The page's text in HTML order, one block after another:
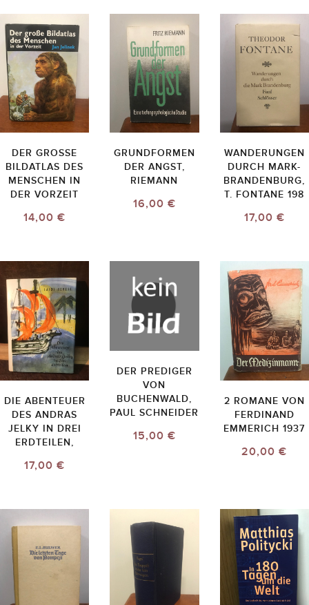
DER GROSSE B
ILDATLAS DES M
ENSCHEN IN D
ER VORZEIT
14,00 €
GRUNDFORMEN
DER ANGST,
RIEMANN
16,00 €
WANDERUNGEN
DURCH MARK-
BRANDENBURG,
T. FONTANE 198
17,00 €
DIE ABENTEUER
DES ANDRAS
JELKY IN DREI
ERDTEILEN,
17,00 €
DER PREDIGER
VON
BUCHENWALD,
PAUL SCHNEIDER
15,00 €
2 ROMANE VON
FERDINAND
EMMERICH 1937
20,00 €